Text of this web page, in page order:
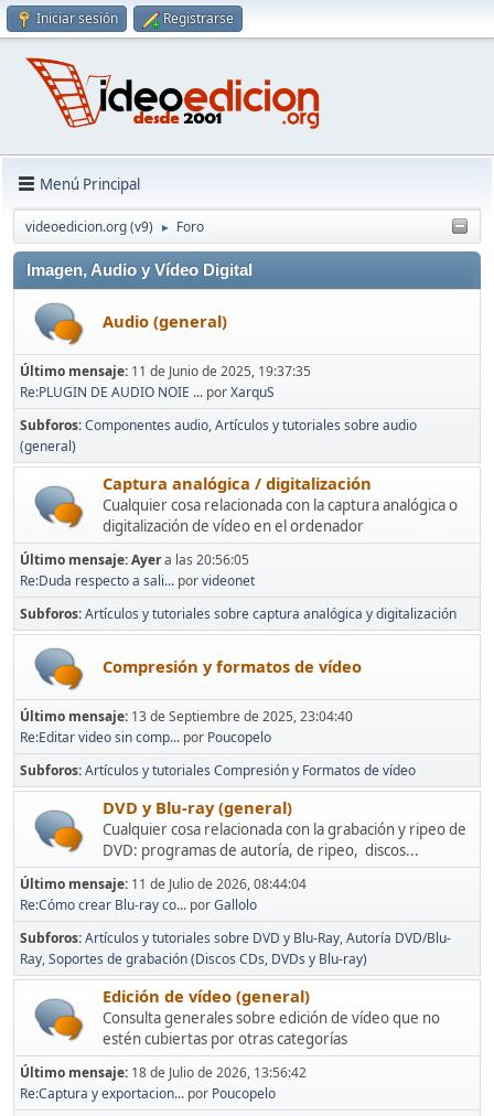
Iniciar sesión Registrarse
Menú Principal
videoedicion.org (v9) ► Foro
Imagen, Audio y Vídeo Digital
Audio (general)
Último mensaje: 11 de Junio de 2025, 19:37:35
Re:PLUGIN DE AUDIO NOIE ... porXarquS
Subforos Componentes audio Artículos y tutoriales sobre audio
(general)
Captura analógica / digitalización
Cualquier cosa relacionada con la captura analógica o
digitalización de vídeo en el ordenador
Último mensaje:Ayera las 20:56:05
Re:Duda respecto a sali... porvideonet
Subforos Artículos y tutoriales sobre captura analógica y digitalización
Compresión y formatos de vídeo
Último mensaje: 13 de Septiembre de 2025, 23:04:40
Re:Editar video sin comp... por Poucopelo
Subforos Artículos y tutoriales Compresión y Formatos de vídeo
DVD y Blu-ray (general)
Cualquier cosa relacionada con la grabación y ripeo de
DVD: programas de autoría, de ripeo, discos...
Último mensaje: 11 de Julio de 2026, 08:44:04
Re:Cómo crear Blu-ray co... porGallolo
Subforos Artículos y tutoriales sobre DVD y Blu-Ray Autoría DVD/Blu-
Ray Soportes de grabación (Discos CDs, DVDs y Blu-ray)
Edición de vídeo (general)
Consulta generales sobre edición de vídeo que no
estén cubiertas por otras categorías
Último mensaje: 18 de Julio de 2026, 13:56:42
Re:Captura y exportacion... por Poucopelo